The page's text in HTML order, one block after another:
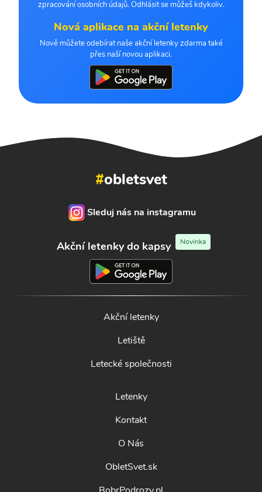
zpracování osobních údajů. Odhlásit se můžeš kdykoliv.
Nová aplikace na akční letenky
Nově můžete odebírat naše akční letenky zdarma také
přes naší novou aplikaci.
#obletsvet
Sleduj nás na instagramu
Akční letenky do kapsy Novinka
Akční letenky
Letiště
Letecké společnosti
Letenky
Kontakt
O Nás
ObletSvet.sk